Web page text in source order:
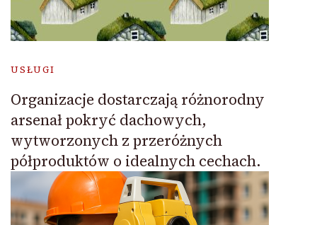
USŁUGI
Organizacje dostarczają różnorodny
arsenał pokryć dachowych,
wytworzonych z przeróżnych
półproduktów o idealnych cechach.